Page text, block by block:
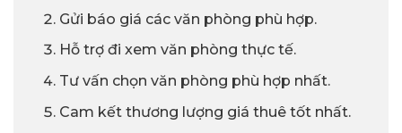
Gửi báo giá các văn phòng phù hợp.
Hỗ trợ đi xem văn phòng thực tế.
Tư vấn chọn văn phòng phù hợp nhất.
Cam kết thương lượng giá thuê tốt nhất.